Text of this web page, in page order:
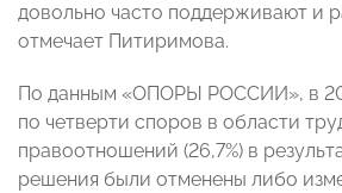
довольно часто поддерживают и
отмечает Питиримова.
По данным «ОПОРЫ РОССИИ», в
по четверти споров в области
правоотношений (26,7%) в
решения были отменены либо